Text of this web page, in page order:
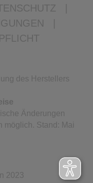
des Herstellers
Änderungen
möglich. Stand: Mai
2023